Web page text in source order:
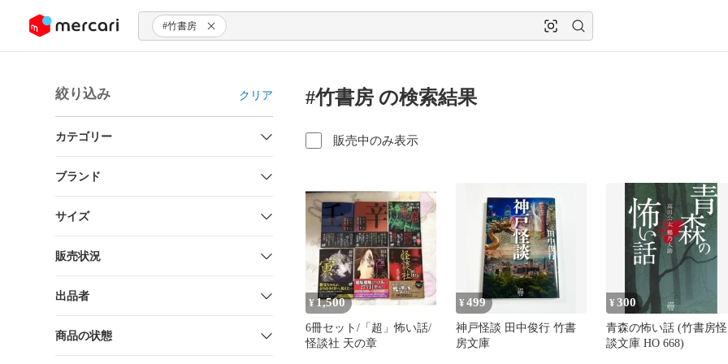
ツにスキップ #竹書房
絞り込み クリア
カテゴリー
ブランド
サイズ
販売状況
出品者
商品の状態
#竹書房 の検索結果
販売中のみ表示
¥1,500
6冊セット/「超」怖い話/
怪談社 天の章
¥499
神戸怪談 田中俊行 竹書
房文庫
¥300
青森の怖い話 (竹書房怪
談文庫 HO 668)